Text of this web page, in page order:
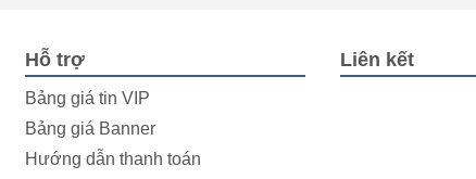
Hỗ trợ
Bảng giá tin VIP
Bảng giá Banner
Hướng dẫn thanh toán
Liên kết